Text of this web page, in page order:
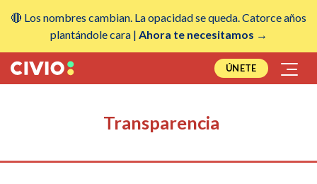
🔴 Los nombres cambian. La opacidad se queda. Catorce años
plantándole cara | Ahora te necesitamos →
ÚNETE
Transparencia